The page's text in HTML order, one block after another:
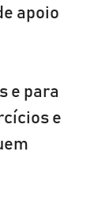
apoio
e para
e